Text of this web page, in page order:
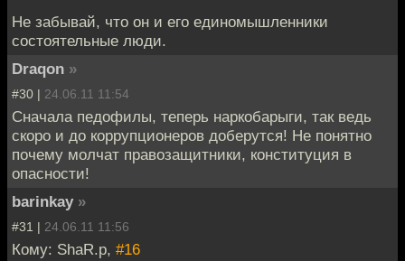
Не забывай, что он и его единомышленники
состоятельные люди.
Draqon »
#30 | 24.06.11 11:54
Сначала педофилы, теперь наркобарыги, так ведь
скоро и до коррупционеров доберутся! Не понятно
почему молчат правозащитники, конституция в
опасности!
barinkay »
#31 | 24.06.11 11:56
Кому: ShaR.p, #16